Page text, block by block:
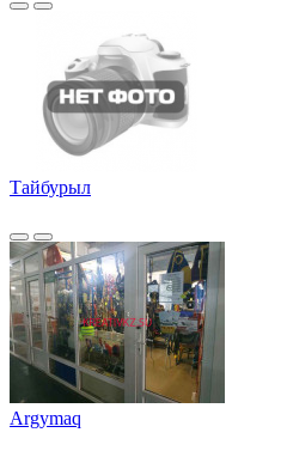
Тайбурыл
Argymaq